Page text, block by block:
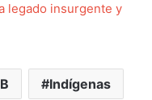
legado insurgente y
Indígenas